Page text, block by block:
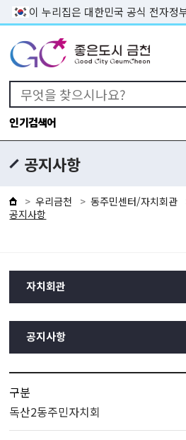
본문 바로가
이 누리집은 대한민국 공식 전자정
인기검색어
공지사항
우리금천 동주민센터/자치회관
공지사항
자치회관
공지사항
구분
독산2동주민자치회